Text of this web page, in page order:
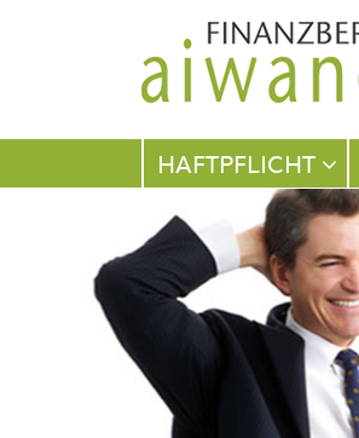
Navigation
überspringen
HAFTPFLICHT